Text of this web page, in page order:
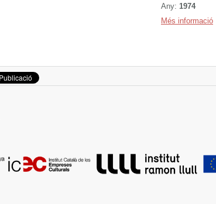
Any: 1974
Més informació